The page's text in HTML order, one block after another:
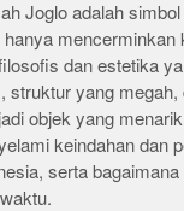
Joglo adalah
hanya mencerminkan
dan estetika
struktur yang
objek yang
keindahan dan
serta